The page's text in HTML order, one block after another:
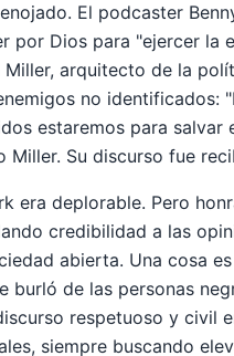
El podcaster
por Dios para "ejercer la
Miller, arquitecto de la
no identificados:
estaremos para salvar
Miller. Su discurso fue
era deplorable. Pero
credibilidad a las
abierta. Una cosa
burló de las personas
respetuoso y civil
siempre buscando